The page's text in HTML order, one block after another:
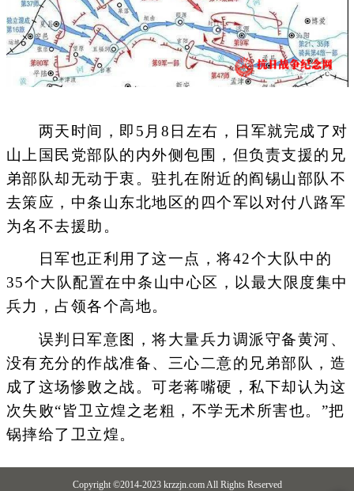
两天时间，即5月8日左右，日军就完成了对
山上国民党部队的内外侧包围，但负责支援的兄
弟部队却无动于衷。驻扎在附近的阎锡山部队不
去策应，中条山东北地区的四个军以对付八路军
为名不去援助。
日军也正利用了这一点，将42个大队中的
35个大队配置在中条山中心区，以最大限度集中
兵力，占领各个高地。
误判日军意图，将大量兵力调派守备黄河、
没有充分的作战准备、三心二意的兄弟部队，造
成了这场惨败之战。可老蒋嘴硬，私下却认为这
次失败“皆卫立煌之老粗，不学无术所害也。”把
锅摔给了卫立煌。
Copyright ©2014-2023 krzzjn.com All Rights Reserved